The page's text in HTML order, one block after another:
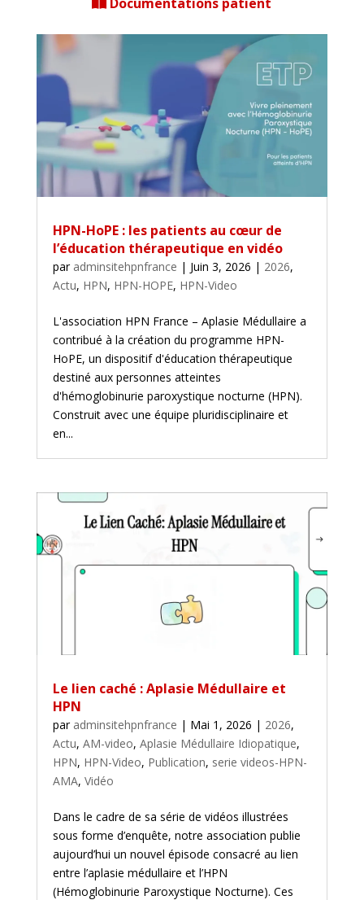
HPN-HoPE : les patients au cœur de
l’éducation thérapeutique en vidéo
par adminsitehpnfrance | Juin 3, 2026 | 2026,
Actu, HPN, HPN-HOPE, HPN-Video
L'association HPN France – Aplasie Médullaire a
contribué à la création du programme HPN-
HoPE, un dispositif d'éducation thérapeutique
destiné aux personnes atteintes
d'hémoglobinurie paroxystique nocturne (HPN).
Construit avec une équipe pluridisciplinaire et
en...
Le lien caché : Aplasie Médullaire et
HPN
par adminsitehpnfrance | Mai 1, 2026 | 2026,
Actu, AM-video, Aplasie Médullaire Idiopatique,
HPN, HPN-Video, Publication, serie videos-HPN-
AMA, Vidéo
Dans le cadre de sa série de vidéos illustrées
sous forme d’enquête, notre association publie
aujourd’hui un nouvel épisode consacré au lien
entre l’aplasie médullaire et l’HPN
(Hémoglobinurie Paroxystique Nocturne). Ces